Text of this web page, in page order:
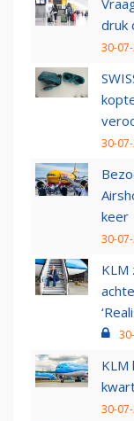
druk
30-
30-
keer
30-
30-